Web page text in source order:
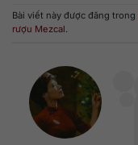
Bài viết này được đăng trong
rượu Mezcal.